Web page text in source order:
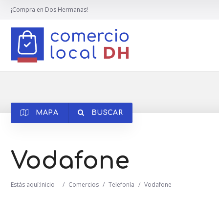
¡Compra en Dos Hermanas!
MAPA BUSCAR
Vodafone
Estás aquí:Inicio / Comercios / Telefonía / Vodafone